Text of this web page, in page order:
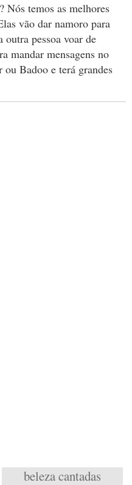
Nós temos as melhores
vão dar namoro para
outra pessoa voar de
mandar mensagens no
Badoo e terá grandes
beleza cantadas